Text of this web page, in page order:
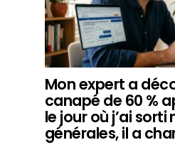
Mon expert a
canapé de 60 %
le jour où j’ai
générales, il a